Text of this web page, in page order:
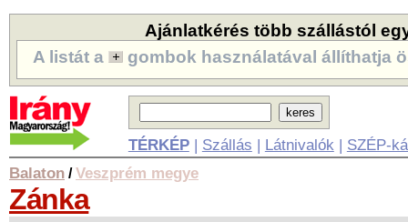
Ajánlatkérés több szállástól
A listát a
gombok használatával állíthatja
TÉRKÉP| Szállás | Látnivalók | SZÉP-
Balaton /Veszprém megye
Zánka